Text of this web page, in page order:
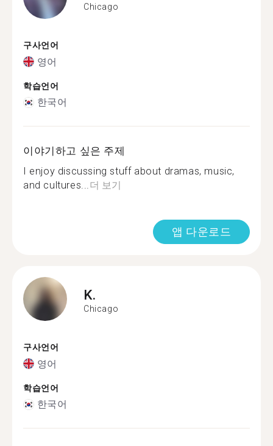
Chicago
구사언어
영어
학습언어
한국어
이야기하고 싶은 주제
I enjoy discussing stuff about dramas, music,
and cultures...더 보기
앱 다운로드
K.
Chicago
구사언어
영어
학습언어
한국어